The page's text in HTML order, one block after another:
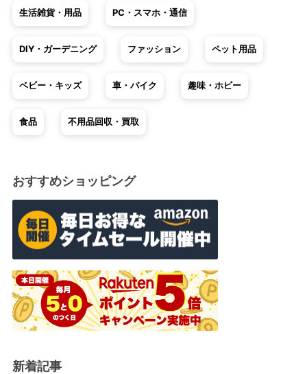
生活雑貨・用品 PC・スマホ・通信
DIY・ガーデニング ファッション ペット用品
ベビー・キッズ 車・バイク 趣味・ホビー
食品 不用品回収・買取
おすすめショッピング
新着記事